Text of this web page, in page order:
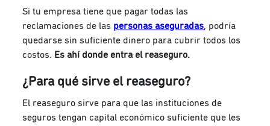
Si tu empresa tiene que pagar todas las
reclamaciones de las personas aseguradas, podría
quedarse sin suficiente dinero para cubrir todos los
costos. Es ahí donde entra el reaseguro.
¿Para qué sirve el reaseguro?
El reaseguro sirve para que las instituciones de
seguros tengan capitaleconómico suficiente que les